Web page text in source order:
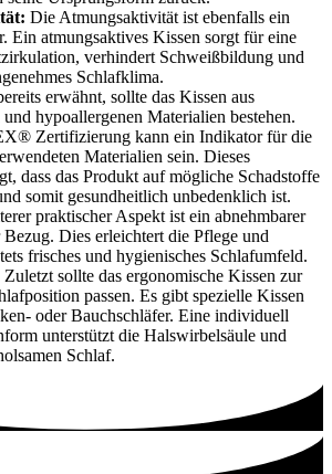
Die Atmungsaktivität ist ebenfalls ein
Ein atmungsaktives Kissen sorgt für eine
verhindert Schweißbildung und
Schlafklima.
erwähnt, sollte das Kissen aus
hypoallergenen Materialien bestehen.
Zertifizierung kann ein Indikator für die
Materialien sein. Dieses
dass das Produkt auf mögliche Schadstoffe
somit gesundheitlich unbedenklich ist.
praktischer Aspekt ist ein abnehmbarer
Dies erleichtert die Pflege und
frisches und hygienisches Schlafumfeld.
Zuletzt sollte das ergonomische Kissen zur
passen. Es gibt spezielle Kissen
oder Bauchschläfer. Eine individuell
unterstützt die Halswirbelsäule und
Schlaf.